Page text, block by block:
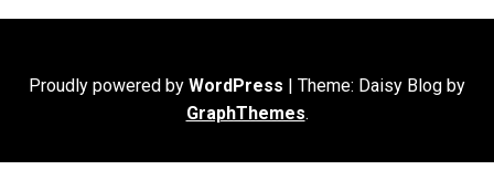
Proudly powered by WordPress | Theme: Daisy Blog by
GraphThemes.